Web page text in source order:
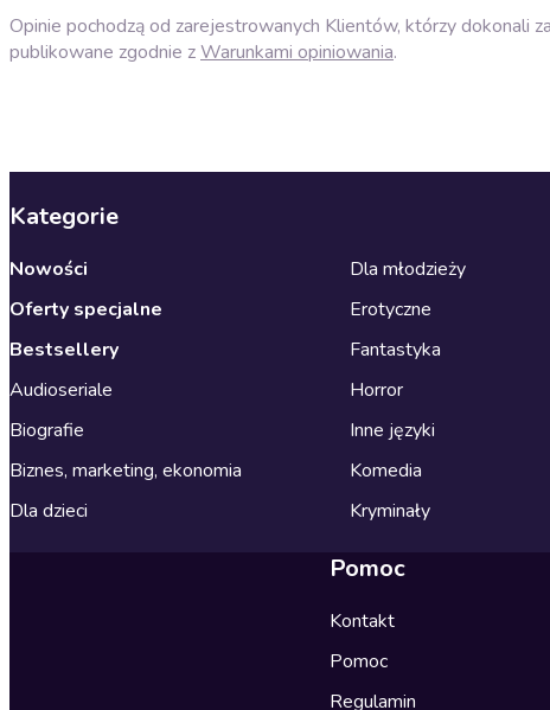
Opinie pochodzą od zarejestrowanych Klientów, którzy dokonali
publikowane zgodnie zWarunkami opiniowania.
Kategorie
Nowości
Oferty specjalne
Bestsellery
Audioseriale
Biografie
Biznes, marketing, ekonomia
Dla dzieci
Dla młodzieży
Erotyczne
Fantastyka
Horror
Inne języki
Komedia
Kryminały
Pomoc
Kontakt
Pomoc
Regulamin